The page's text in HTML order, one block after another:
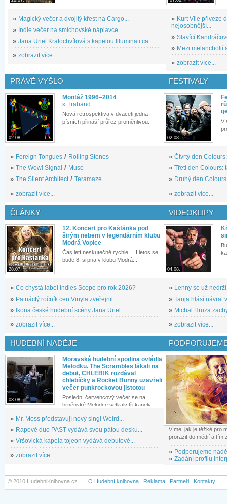
» Magický večer a dvojitý křest na Cargo...
» Indie večer na smíchovské náplavce
» Jana Uriel Kratochvílová s kapelou Illuminati.ca...
» zobrazit více...
» Kurt Vile přiveze
nejosobnější...
» Slavící
» Mezi melancholií
» zobrazit více...
PRÁVĚ VYŠLO
02.08.
Montáž 1996–2014
» Traband
Nová retrospektiva v dvaceti jedna
písních přináší průřez proměnlivou...
» Foreign Tongues / Rolling Stones
» The Wow! Signal / Muse
» The Silent Architect/ Teramaze
» zobrazit více...
FESTIVALY
02.08.
V
» Čtvrtý den
» Třetí den Colours:
» Druhý den
» zobrazit více...
ČLÁNKY
28.07.
12. Koncert pro Kaštánka pod
širým nebem v legendárním klubu
Modrá Vopice
Čas letí neskutečně rychle.... I letos se
bude 8. srpna v klubu Modrá...
» Co chystá label Indies Scope pro rok 2026?
» Patnáctý ročník cen Vinyla zveřejnil...
» Ikona české hudební scény Jana Uriel...
» zobrazit více...
VIDEOKLIPY
04.08.
» Lenny se už
» Tanja hlásí návrat
» Michal Hrůza
» zobrazit více...
HUDEBNÍ NADĚJE
03.08.
Moravská hudební spodina ovládla
Melodku. The Scrambles lákali na
debut, CHLEB!K rozdával
chlebíčky a Rocket Bunny uzavřeli
večer punkrockovou jistotou
Poslední červencový večer se na
brněnské Melodce setkaly tři kapely...
» Mr. Moss představují nový singl Weird...
» Rapové duo PAST vydává svou pátou desku...
» Vršovická kapela tojeon vydává debutové...
» zobrazit více...
Víme, jak je těžké pro
prorazit do médií a tím
» Podporujeme
» Zadání profilu
© 2010 HudebniKnihovna.cz | O Hudební knihovna Reklama Partneři Kontakty